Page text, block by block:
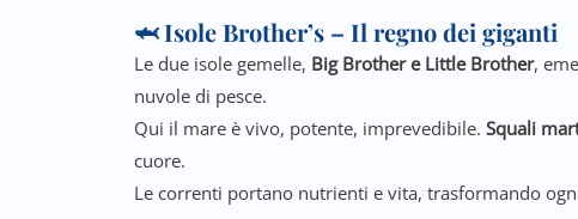
🦈 Isole Brother’s – Il regno dei giganti
Le due isole gemelle, Big Brother e Little Brother,
nuvole di pesce.
Qui il mare è vivo, potente, imprevedibile. Squali
cuore.
Le correnti portano nutrienti e vita, trasformando